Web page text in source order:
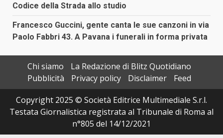
Codice della Strada allo studio
Francesco Guccini, gente canta le sue canzoni in via
Paolo Fabbri 43. A Pavana i funerali in forma privata
Chi siamo
La Redazione di Blitz Quotidiano
Pubblicità
Privacy policy Disclaimer
Feed
Copyright 2025 © Società Editrice Multimediale S.r.l.
Testata Giornalistica registrata al Tribunale di Roma al
n°805 del 14/12/2021